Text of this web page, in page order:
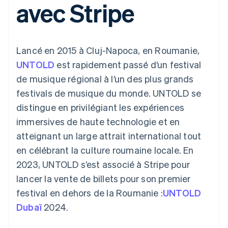
Moyens de
paiement
Terminal
personne
Authorization
Acceptation
optimisée
Link
Paiements
accélérés
Financial
Connections
Comptes
financiers
associés
Recognition
Comptabilité
automatisée
personnalisés
Data Pipeline
Synchronisation
des données
l’application
Marketplaces
Gestion financière
Par secteur
Entreprises d'IA
Économie des
créateurs
Jeux
Hôtellerie, voyages et
loisirs
Assurance
Médias et
divertissements
Organisations à but
non lucratif
Gérer des
abonnements
Proposer une
bancaires adossées à
des stablecoins
Fournir et gérer des
services avec des
agents
Ressources
Intégrations
d'applications
Exemples de code
Blog des développeurs
État de l'API
Entreprise
annuelle
Carrières
Communiqués de
presse
Stripe Press
Contact
Contacter notre équipe
Devenir partenaire
avec Stripe
Lancé en 2015 à Cluj-Napoca, en Roumanie,
UNTOLD est rapidement passé d’un festival
de musique régional à l’un des plus grands
festivals de musique du monde. UNTOLD se
distingue en privilégiant les expériences
immersives de haute technologie et en
atteignant un large attrait international tout
en célébrant la culture roumaine locale. En
2023, UNTOLD s’est associé à Stripe pour
lancer la vente de billets pour son premier
festival en dehors de la Roumanie :UNTOLD
Dubaï 2024.